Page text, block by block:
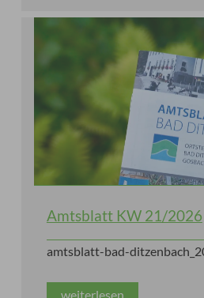
Amtsblatt KW 21/2026
amtsblatt-bad-
weiterlesen